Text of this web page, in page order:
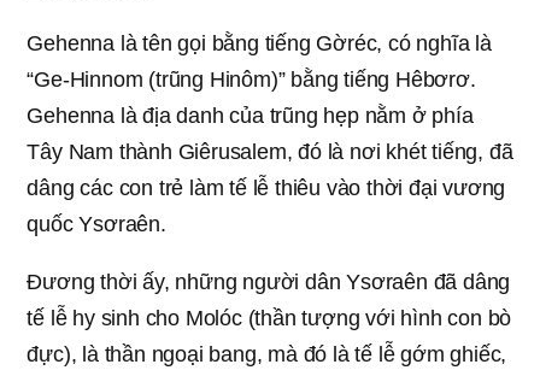
Gehenna là tên gọi bằng tiếng Gờréc, có nghĩa là
“Ge-Hinnom (trũng Hinôm)” bằng tiếng Hêbơrơ.
Gehenna là địa danh của trũng hẹp nằm ở phía
Tây Nam thành Giêrusalem, đó là nơi khét tiếng, đã
dâng các con trẻ làm tế lễ thiêu vào thời đại vương
quốc Ysơraên.
Đương thời ấy, những người dân Ysơraên đã dâng
tế lễ hy sinh cho Molóc (thần tượng với hình con bò
đực), là thần ngoại bang, mà đó là tế lễ gớm ghiếc,